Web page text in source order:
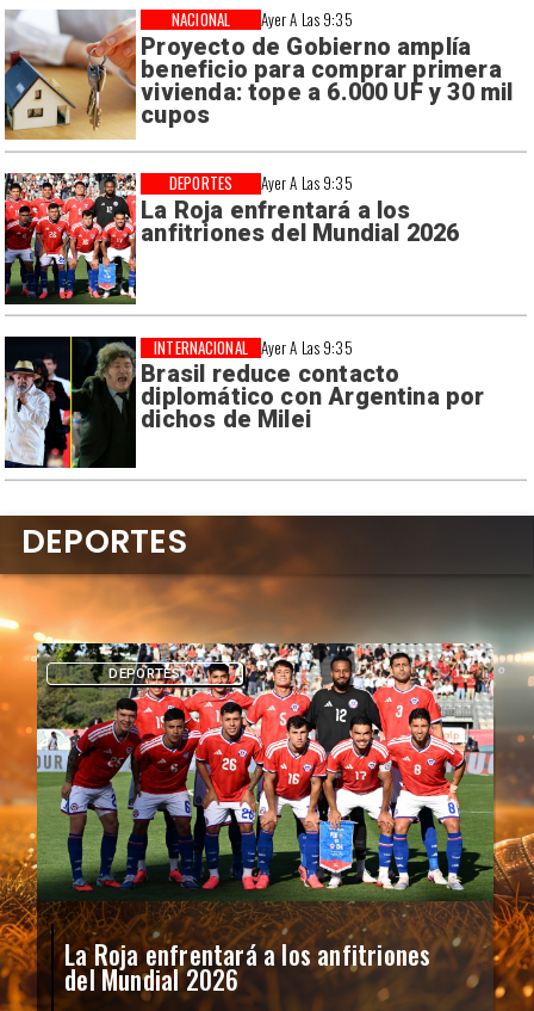
Ayer A Las 9:35
Proyecto de Gobierno amplía
beneficio para comprar primera
vivienda: tope a 6.000 UF y 30 mil
cupos
NACIONAL
Ayer A Las 9:35
La Roja enfrentará a los
anfitriones del Mundial 2026
DEPORTES
Ayer A Las 9:35
Brasil reduce contacto
diplomático con Argentina por
dichos de Milei
INTERNACIONAL
La Roja enfrentará a los anfitriones
del Mundial 2026
DEPORTES
DEPORTES